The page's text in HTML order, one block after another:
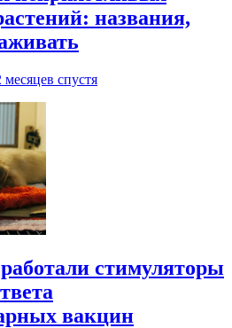
названия,
месяцев спустя
стимуляторы
вакцин